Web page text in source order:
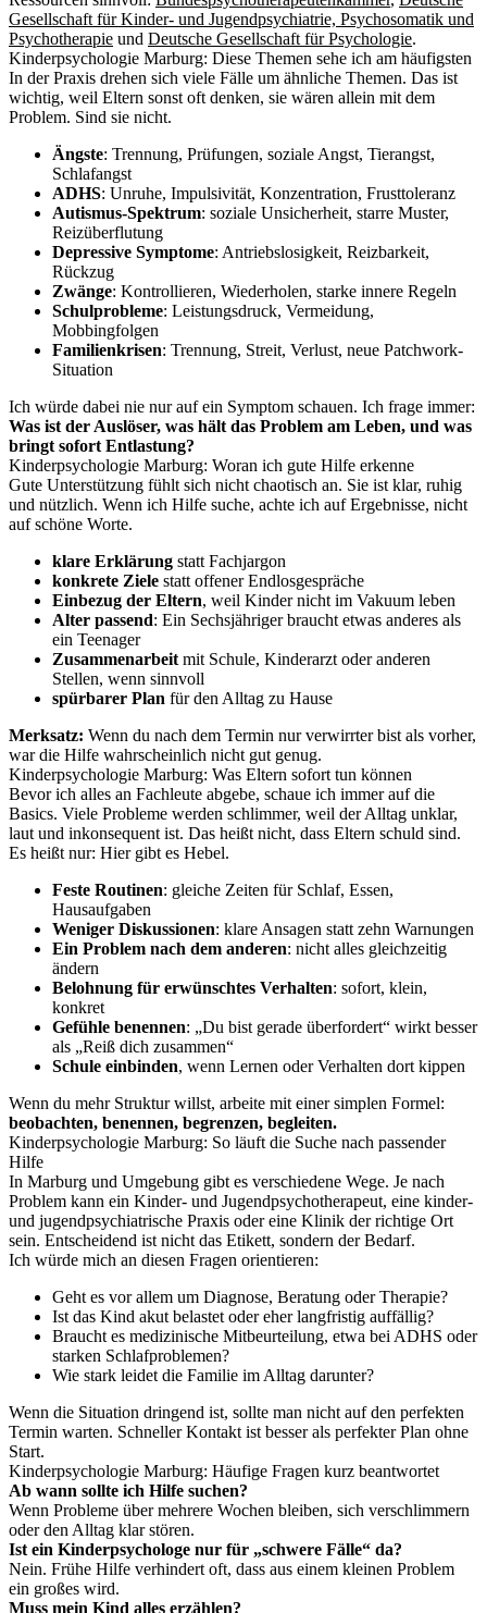
Gesellschaft für Kinder- und Jugendpsychiatrie, Psychosomatik und
Psychotherapie und Deutsche Gesellschaft für Psychologie.
Kinderpsychologie Marburg: Diese Themen sehe ich am häufigsten
In der Praxis drehen sich viele Fälle um ähnliche Themen. Das ist
wichtig, weil Eltern sonst oft denken, sie wären allein mit dem
Problem. Sind sie nicht.
Ängste: Trennung, Prüfungen, soziale Angst, Tierangst,
Schlafangst
ADHS: Unruhe, Impulsivität, Konzentration, Frusttoleranz
Autismus-Spektrum: soziale Unsicherheit, starre Muster,
Reizüberflutung
Depressive Symptome: Antriebslosigkeit, Reizbarkeit,
Rückzug
Zwänge: Kontrollieren, Wiederholen, starke innere Regeln
Schulprobleme: Leistungsdruck, Vermeidung,
Mobbingfolgen
Familienkrisen: Trennung, Streit, Verlust, neue Patchwork-
Situation
Ich würde dabei nie nur auf ein Symptom schauen. Ich frage immer:
Was ist der Auslöser, was hält das Problem am Leben, und was
bringt sofort Entlastung?
Kinderpsychologie Marburg: Woran ich gute Hilfe erkenne
Gute Unterstützung fühlt sich nicht chaotisch an. Sie ist klar, ruhig
und nützlich. Wenn ich Hilfe suche, achte ich auf Ergebnisse, nicht
auf schöne Worte.
klare Erklärung statt Fachjargon
konkrete Ziele statt offener Endlosgespräche
Einbezug der Eltern, weil Kinder nicht im Vakuum leben
Alter passend: Ein Sechsjähriger braucht etwas anderes als
ein Teenager
Zusammenarbeit mit Schule, Kinderarzt oder anderen
Stellen, wenn sinnvoll
spürbarer Plan für den Alltag zu Hause
Merksatz: Wenn du nach dem Termin nur verwirrter bist als vorher,
war die Hilfe wahrscheinlich nicht gut genug.
Kinderpsychologie Marburg: Was Eltern sofort tun können
Bevor ich alles an Fachleute abgebe, schaue ich immer auf die
Basics. Viele Probleme werden schlimmer, weil der Alltag unklar,
laut und inkonsequent ist. Das heißt nicht, dass Eltern schuld sind.
Es heißt nur: Hier gibt es Hebel.
Feste Routinen: gleiche Zeiten für Schlaf, Essen,
Hausaufgaben
Weniger Diskussionen: klare Ansagen statt zehn Warnungen
Ein Problem nach dem anderen: nicht alles gleichzeitig
ändern
Belohnung für erwünschtes Verhalten: sofort, klein,
konkret
Gefühle benennen: „Du bist gerade überfordert“ wirkt besser
als „Reiß dich zusammen“
Schule einbinden, wenn Lernen oder Verhalten dort kippen
Wenn du mehr Struktur willst, arbeite mit einer simplen Formel:
beobachten, benennen, begrenzen, begleiten.
Kinderpsychologie Marburg: So läuft die Suche nach passender
Hilfe
In Marburg und Umgebung gibt es verschiedene Wege. Je nach
Problem kann ein Kinder- und Jugendpsychotherapeut, eine kinder-
und jugendpsychiatrische Praxis oder eine Klinik der richtige Ort
sein. Entscheidend ist nicht das Etikett, sondern der Bedarf.
Ich würde mich an diesen Fragen orientieren:
Geht es vor allem um Diagnose, Beratung oder Therapie?
Ist das Kind akut belastet oder eher langfristig auffällig?
Braucht es medizinische Mitbeurteilung, etwa bei ADHS oder
starken Schlafproblemen?
Wie stark leidet die Familie im Alltag darunter?
Wenn die Situation dringend ist, sollte man nicht auf den perfekten
Termin warten. Schneller Kontakt ist besser als perfekter Plan ohne
Start.
Kinderpsychologie Marburg: Häufige Fragen kurz beantwortet
Ab wann sollte ich Hilfe suchen?
Wenn Probleme über mehrere Wochen bleiben, sich verschlimmern
oder den Alltag klar stören.
Ist ein Kinderpsychologe nur für „schwere Fälle“ da?
Nein. Frühe Hilfe verhindert oft, dass aus einem kleinen Problem
ein großes wird.
Muss mein Kind alles erzählen?